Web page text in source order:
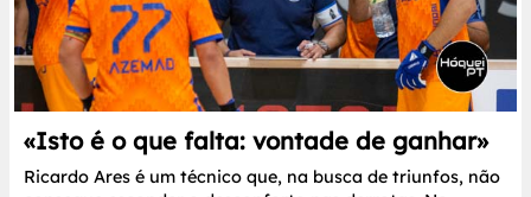
«Isto é o que falta: vontade de ganhar»
Ricardo Ares é um técnico que, na busca de triunfos, não